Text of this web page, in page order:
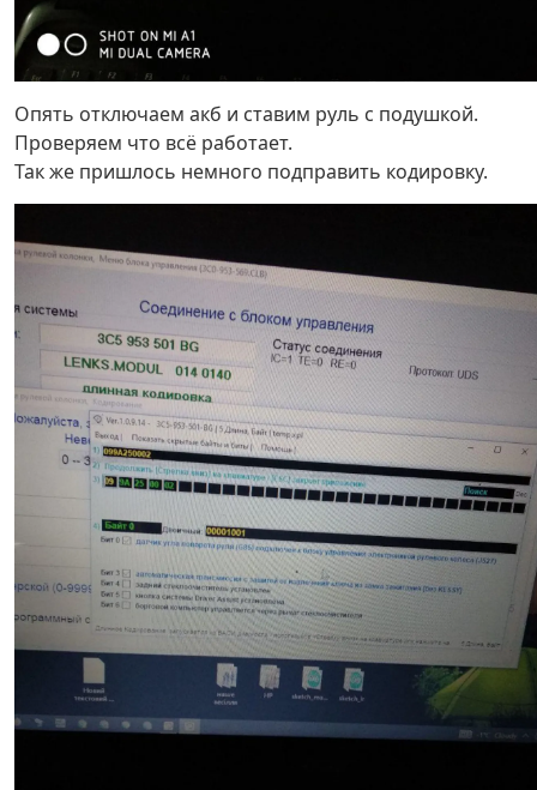
Опять отключаем акб и ставим руль с подушкой.
Проверяем что всё работает.
Так же пришлось немного подправить кодировку.